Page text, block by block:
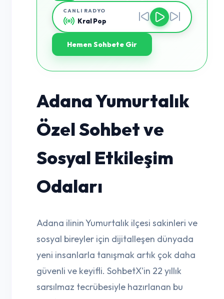
CANLI RADYO
Kral Pop
Hemen Sohbete Gir
Adana Yumurtalık
Özel Sohbet ve
Sosyal Etkileşim
Odaları
Adana ilinin Yumurtalık ilçesi sakinleri ve
sosyal bireyler için dijitalleşen dünyada
yeni insanlarla tanışmak artık çok daha
güvenli ve keyifli. SohbetX'in 22 yıllık
sarsılmaz tecrübesiyle hazırlanan bu